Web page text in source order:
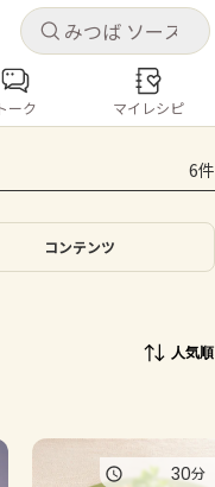
キャ
存できます
キャ
コンテンツ
とうもろこし
ピーマン
ーク マイレシピ
6件
コンテンツ
人気順
30分